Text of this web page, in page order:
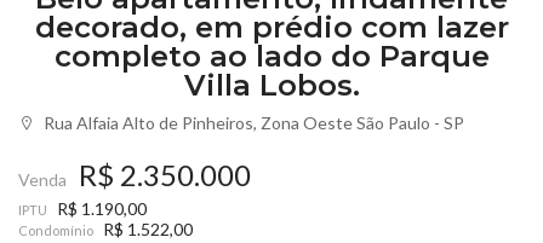
decorado, em prédio com lazer
completo ao lado do Parque
Villa Lobos.
Rua Alfaia Alto de Pinheiros, Zona Oeste São Paulo - SP
Venda R$ 2.350.000
IPTU R$ 1.190,00
Condomínio R$ 1.522,00